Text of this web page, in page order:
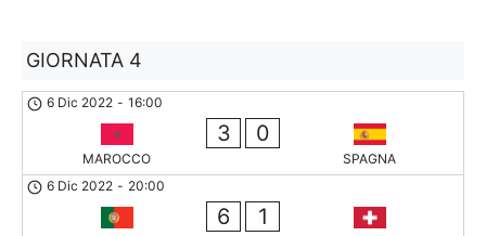
GIORNATA 4
6 Dic 2022 - 16:00
MAROCCO
3 0
SPAGNA
6 Dic 2022 - 20:00
6 1